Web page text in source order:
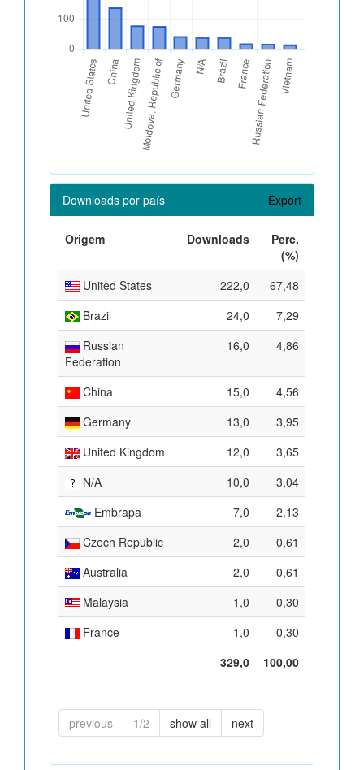
Downloads por país Export
Origem Downloads
Perc.
(%)
United States
222,0
67,48
Brazil
24,0
7,29
Russian
Federation
16,0 4,86
China 15,0
4,56
Germany
13,0
3,95
United Kingdom
12,0
3,65
N/A
10,0
3,04
Embrapa
7,0
2,13
Czech Republic
2,0
0,61
Australia
2,0
0,61
Malaysia
1,0
0,30
France
1,0
0,30
329,0
100,00
previous 1/2 show all next